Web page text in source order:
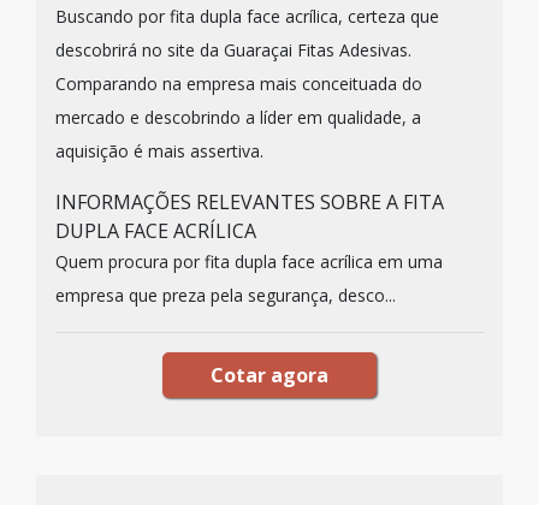
Buscando por fita dupla face acrílica, certeza que
descobrirá no site da Guaraçai Fitas Adesivas.
Comparando na empresa mais conceituada do
mercado e descobrindo a líder em qualidade, a
aquisição é mais assertiva.
INFORMAÇÕES RELEVANTES SOBRE A FITA
DUPLA FACE ACRÍLICA
Quem procura por fita dupla face acrílica em uma
empresa que preza pela segurança, desco...
Cotar agora